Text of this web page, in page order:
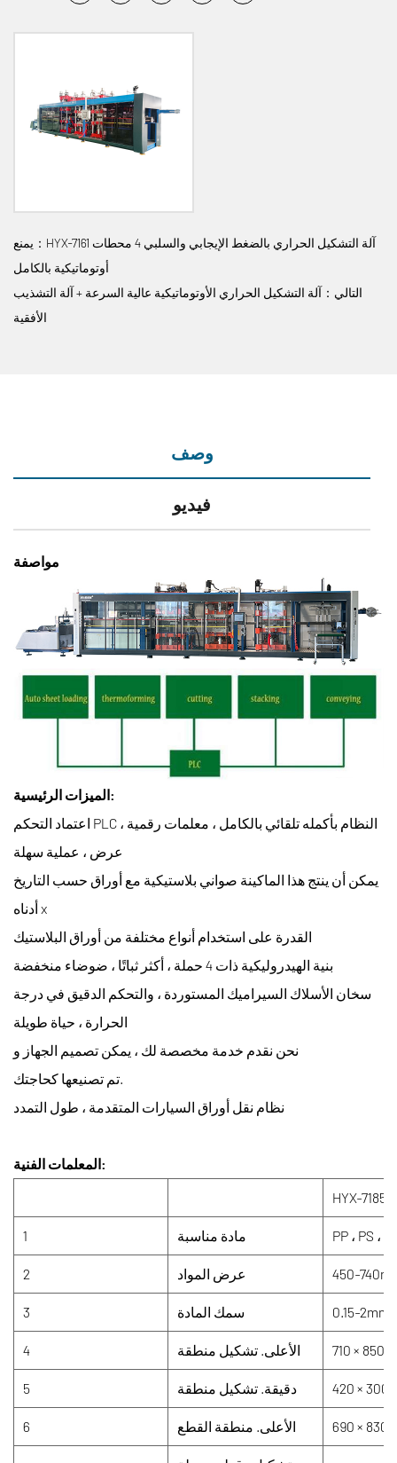
يمنع：HYX-7161 آلة التشكيل الحراري بالضغط الإيجابي والسلبي 4 محطات
أوتوماتيكية بالكامل
التالي：آلة التشكيل الحراري الأوتوماتيكية عالية السرعة + آلة التشذيب
الأفقية
وصف
فيديو
مواصفة
الميزات الرئيسية:
اعتماد التحكم PLC ، النظام بأكمله تلقائي بالكامل ، معلمات رقمية
عرض ، عملية سهلة
يمكن أن ينتج هذا الماكينة صواني بلاستيكية مع أوراق حسب التاريخ
أدناه x
القدرة على استخدام أنواع مختلفة من أوراق البلاستيك
بنية الهيدروليكية ذات 4 حملة ، أكثر ثباتًا ، ضوضاء منخفضة
سخان الأسلاك السيراميك المستوردة ، والتحكم الدقيق في درجة
الحرارة ، حياة طويلة
نحن نقدم خدمة مخصصة لك ، يمكن تصميم الجهاز و
تم تصنيعها كحاجتك.
نظام نقل أوراق السيارات المتقدمة ، طول التمدد
المعلمات الفنية:
HYX-7185-
1 مادة مناسبة
2 عرض المواد 450-
3 سمك المادة 0.15-2mm
4 الأعلى. تشكيل منطقة 710 ×
5 دقيقة. تشكيل منطقة 420 ×
6 الأعلى. منطقة القطع